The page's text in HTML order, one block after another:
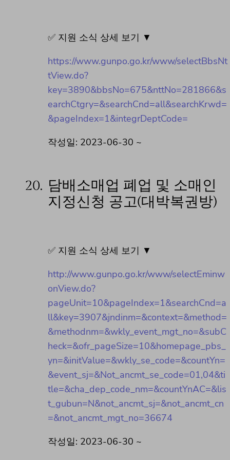
✅ 지원 소식 상세 보기 ▼
https://www.gunpo.go.kr/www/selectBbsNt
tView.do?
key=3890&bbsNo=675&nttNo=281866&s
earchCtgry=&searchCnd=all&searchKrwd=
&pageIndex=1&integrDeptCode=
작성일: 2023-06-30 ~
20. 담배소매업 폐업 및 소매인
지정신청 공고(대박복권방)
✅ 지원 소식 상세 보기 ▼
http://www.gunpo.go.kr/www/selectEminw
onView.do?
pageUnit=10&pageIndex=1&searchCnd=a
ll&key=3907&jndinm=&context=&method=
&methodnm=&wkly_event_mgt_no=&subC
heck=&ofr_pageSize=10&homepage_pbs_
yn=&initValue=&wkly_se_code=&countYn=
&event_sj=&Not_ancmt_se_code=01,04&ti
tle=&cha_dep_code_nm=&countYnAC=&lis
t_gubun=N&not_ancmt_sj=&not_ancmt_cn
=&not_ancmt_mgt_no=36674
작성일: 2023-06-30 ~